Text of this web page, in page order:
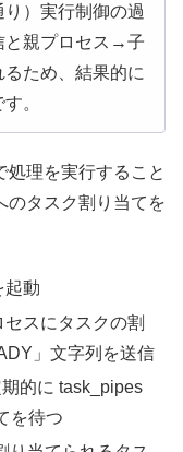
）実行制御の過
と親プロセス→子
ため、結果的に
。
処理を実行すること
のタスク割り当てを
起動
スにタスクの割
」文字列を送信
的に task_pipes
を待つ